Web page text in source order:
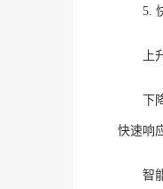
5.
上
下
快速响
智